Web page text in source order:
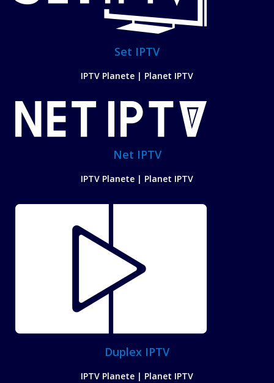
Set IPTV
IPTV Planete | Planet IPTV
Net IPTV
IPTV Planete | Planet IPTV
Duplex IPTV
IPTV Planete | Planet IPTV